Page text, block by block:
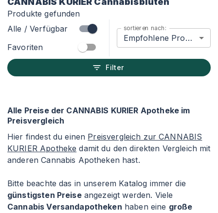
Produkte gefunden
Alle / Verfügbar
Favoriten
sortieren nach:
Empfohlene Produkte
Filter
Alle Preise der CANNABIS KURIER Apotheke im
Preisvergleich
Hier findest du einen Preisvergleich zur CANNABIS
KURIER Apotheke damit du den direkten Vergleich mit
anderen Cannabis Apotheken hast.
Bitte beachte das in unserem Katalog immer die
günstigsten Preiseangezeigt werden. Viele
Cannabis Versandapotheken haben eine große